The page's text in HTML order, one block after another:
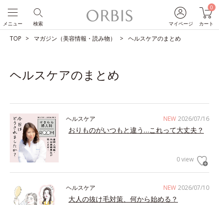
マイページ
0
カート
検索
メニュー
TOP マガジン（美容情報・読み物） ヘルスケアのまとめ
ヘルスケアのまとめ
NEW 2026/07/16
ヘルスケア
おりものがいつもと違う…これって大丈夫？
0 view
NEW 2026/07/10
ヘルスケア
大人の抜け毛対策、何から始める？